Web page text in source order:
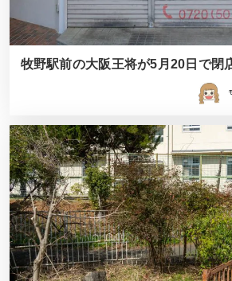
牧野駅前の大阪王将が5月20日で閉